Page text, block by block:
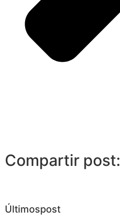
Compartir post:
Últimospost